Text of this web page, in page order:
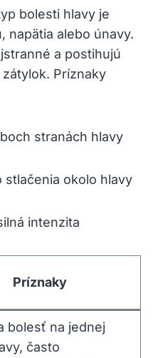
bolesti hlavy je
napätia alebo únavy.
a postihujú
Príznaky
stranách hlavy
stlačenia okolo hlavy
intenzita
Príznaky
bolesť na jednej
často